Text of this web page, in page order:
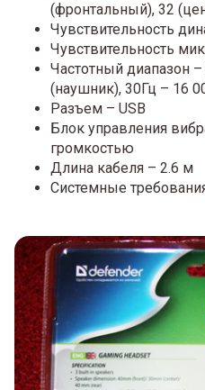
(фронтальный), 32
Чувствительность
Чувствительность
Частотный диапазон
(наушник), 30Гц – 16
Разъем – USB
Блок управления
громкостью
Длина кабеля – 2.6 м
Системные